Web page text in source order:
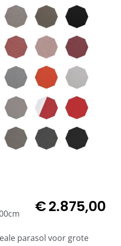
€2.875,00
parasol voor grote